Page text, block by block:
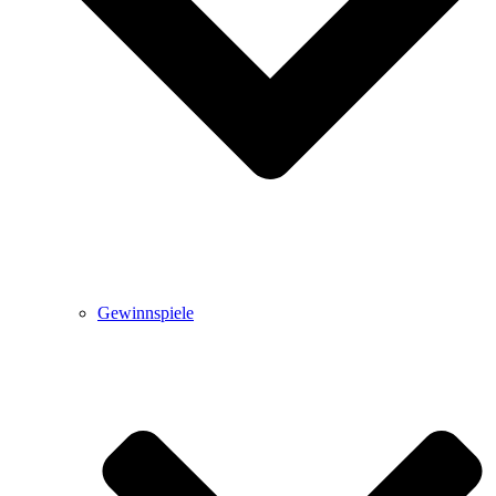
Gewinnspiele